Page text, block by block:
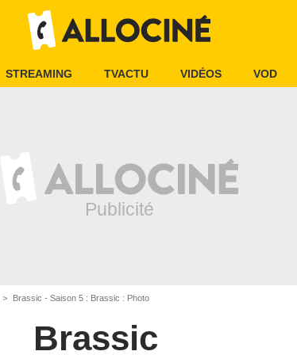
STREAMING TVACTU VIDÉOS VOD
Brassic - Saison 5 : Brassic : Photo
Brassic